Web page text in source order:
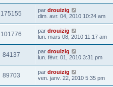
175155 par drouizig
dim. avr. 04, 2010 10:24 am
101776 par drouizig
lun. mars 08, 2010 11:17 am
84137 par drouizig
lun. févr. 01, 2010 3:31 pm
89703 par drouizig
ven. janv. 22, 2010 5:35 pm